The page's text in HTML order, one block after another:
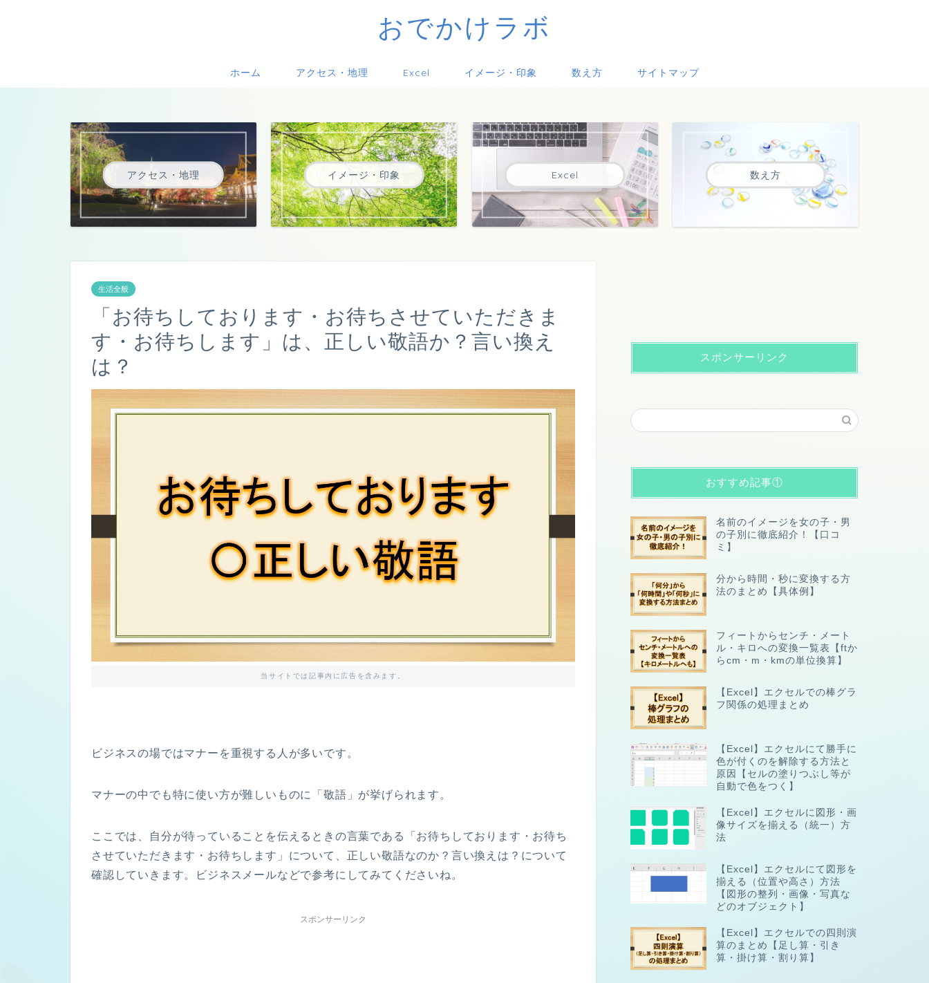
おでかけラボ
ホーム アクセス・地理 Excel イメージ・印象 数え方 サイトマップ
アクセス・地理 イメージ・印象 Excel 数え方
生活全般
「お待ちしております・お待ちさせていただきま
す・お待ちします」は、正しい敬語か？言い換え
は？
当サイトでは記事内に広告を含みます。
ビジネスの場ではマナーを重視する人が多いです。
マナーの中でも特に使い方が難しいものに「敬語」が挙げられます。
ここでは、自分が待っていることを伝えるときの言葉である「お待ちしております・お待ち
させていただきます・お待ちします」について、正しい敬語なのか？言い換えは？について
確認していきます。ビジネスメールなどで参考にしてみてくださいね。
スポンサーリンク
スポンサーリンク
おすすめ記事①
名前のイメージを女の子・男
の子別に徹底紹介！【口コ
ミ】
分から時間・秒に変換する方
法のまとめ【具体例】
フィートからセンチ・メート
ル・キロへの変換一覧表【ftか
らcm・m・kmの単位換算】
【Excel】エクセルでの棒グラ
フ関係の処理まとめ
【Excel】エクセルにて勝手に
色が付くのを解除する方法と
原因【セルの塗りつぶし等が
自動で色をつく】
【Excel】エクセルに図形・画
像サイズを揃える（統一）方
法
【Excel】エクセルにて図形を
揃える（位置や高さ）方法
【図形の整列・画像・写真な
どのオブジェクト】
【Excel】エクセルでの四則演
算のまとめ【足し算・引き
算・掛け算・割り算】